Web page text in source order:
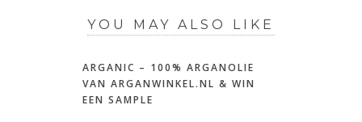
YOU MAY ALSO LIKE
ARGANIC – 100% ARGANOLIE
VAN ARGANWINKEL.NL & WIN
EEN SAMPLE